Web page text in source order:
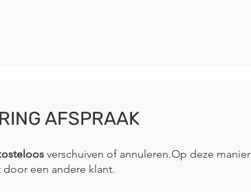
AFSPRAAK
verschuiven of annuleren.Op deze manier
een andere klant.